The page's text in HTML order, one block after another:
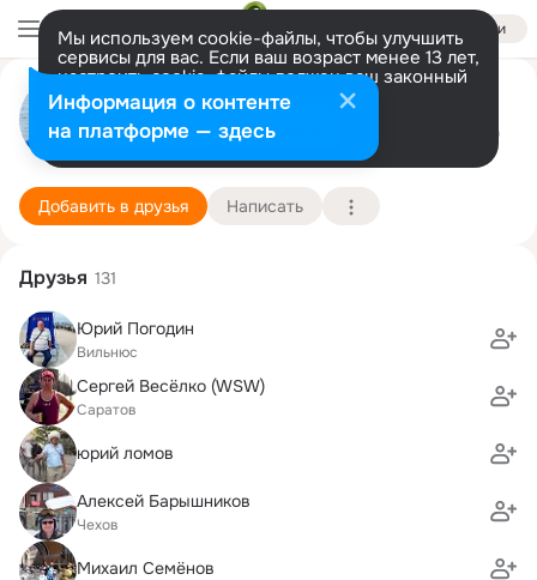
Войти
Мы используем cookie-файлы, чтобы улучшить
сервисы для вас. Если ваш возраст менее 13 лет,
настроить cookie-файлы должен ваш законный
представитель. Больше информации
Разрешить все Настроить
Николай Коc
Балашиха (Балашихинский район)13 октября (60 лет)
46 школа
Подробнее
Добавить в друзья Написать
Друзья 131
Юрий Погодин
Вильнюс
Cepгeй Becёлкo (WSW)
Саратов
юрий ломов
Алексей Барышников
Чехов
Михаил Семёнов
Информация о контенте
на платформе — здесь